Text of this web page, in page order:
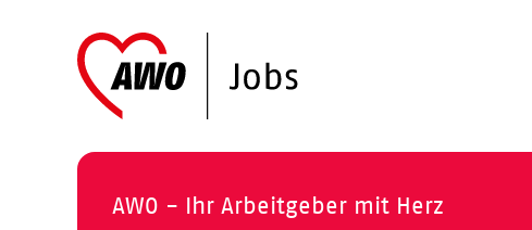
AWO - Ihr Arbeitgeber mit Herz